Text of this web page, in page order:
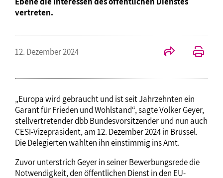
vertreten.
12. Dezember 2024
„Europa wird gebraucht und ist seit Jahrzehnten ein
Garant für Frieden und Wohlstand“, sagte Volker Geyer,
stellvertretender dbb Bundesvorsitzender und nun auch
CESI-Vizepräsident, am 12. Dezember 2024 in Brüssel.
Die Delegierten wählten ihn einstimmig ins Amt.
Zuvor unterstrich Geyer in seiner Bewerbungsrede die
Notwendigkeit, den öffentlichen Dienst in den EU-